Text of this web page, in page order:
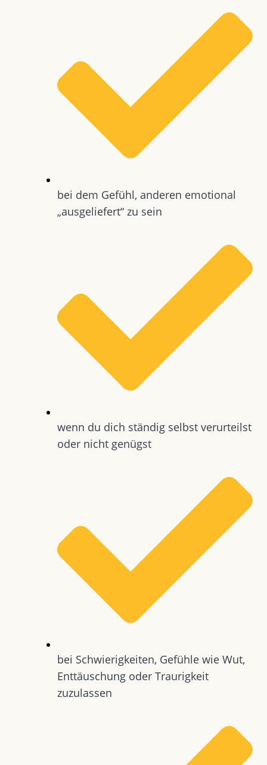
bei dem Gefühl, anderen emotional
„ausgeliefert“ zu sein
wenn du dich ständig selbst verurteilst
oder nicht genügst
bei Schwierigkeiten, Gefühle wie Wut,
Enttäuschung oder Traurigkeit
zuzulassen